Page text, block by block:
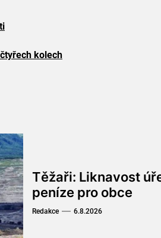
kolech
Těžaři: Liknavost
peníze pro obce
Redakce 6.8.2026